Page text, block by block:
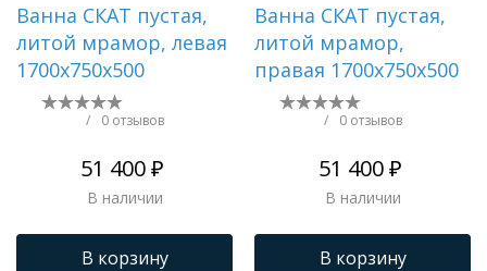
Ванна СКАТ пустая,
литой мрамор, левая
1700х750х500
/ 0 отзывов
51 400 ₽
В наличии
В корзину
Ванна СКАТ пустая,
литой мрамор,
правая 1700х750х500
/ 0 отзывов
51 400 ₽
В наличии
В корзину